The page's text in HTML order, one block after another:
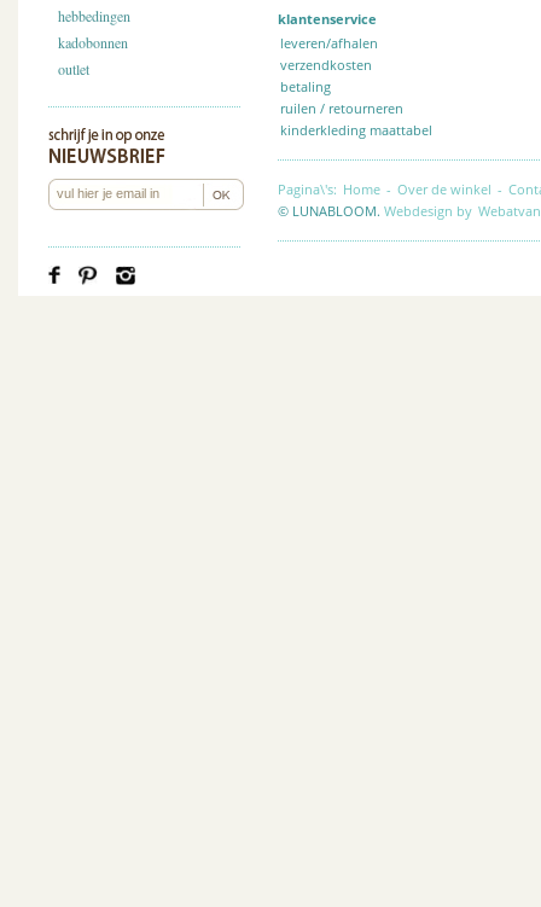
hebbedingen
kadobonnen
outlet
klantenservice
leveren/afhalen
verzendkosten
betaling
ruilen / retourneren
kinderkleding maattabel
Pagina\'s: Home - Over de winkel -
© LUNABLOOM. Webdesign by